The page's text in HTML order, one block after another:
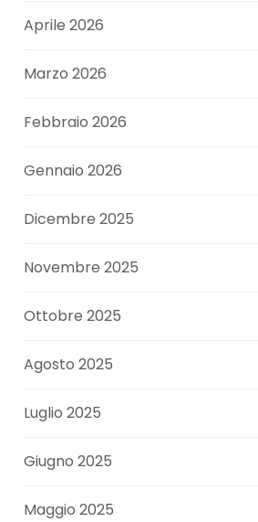
Aprile 2026
Marzo 2026
Febbraio 2026
Gennaio 2026
Dicembre 2025
Novembre 2025
Ottobre 2025
Agosto 2025
Luglio 2025
Giugno 2025
Maggio 2025